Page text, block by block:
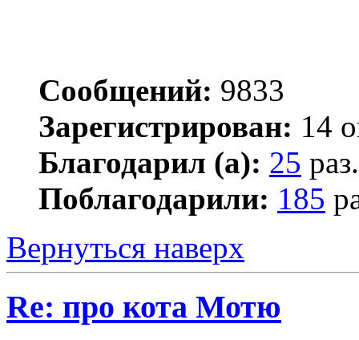
Сообщений: 9833
Зарегистрирован: 14
Благодарил (а): 25 раз.
Поблагодарили: 185
Вернуться наверх
Re: про кота Мотю